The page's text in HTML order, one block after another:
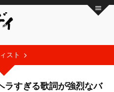
スト
ラすぎる歌詞が強烈なバ